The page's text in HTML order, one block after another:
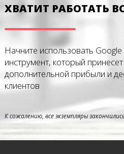
ХВАТИТ РАБОТАТЬ
Начните использовать
инструмент, который принесет
дополнительной прибыли и
клиентов
К сожалению, все экземпляры